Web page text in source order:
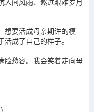
想要活成母亲期许的模
成了自己的样子。
脸愁容。我会笑着走向母